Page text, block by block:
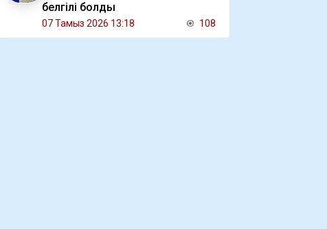
белгілі болды
07 Тамыз 2026 13:18 108